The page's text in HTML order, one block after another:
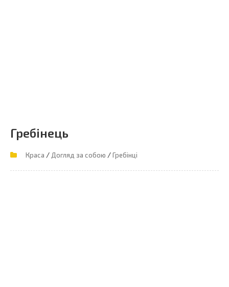
Гребінець
Краса / Догляд за собою /Гребінці